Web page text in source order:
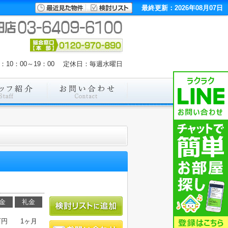
最終更新：2026年08月07日
10：00～19：00 定休日：毎週水曜日
礼金
1ヶ月